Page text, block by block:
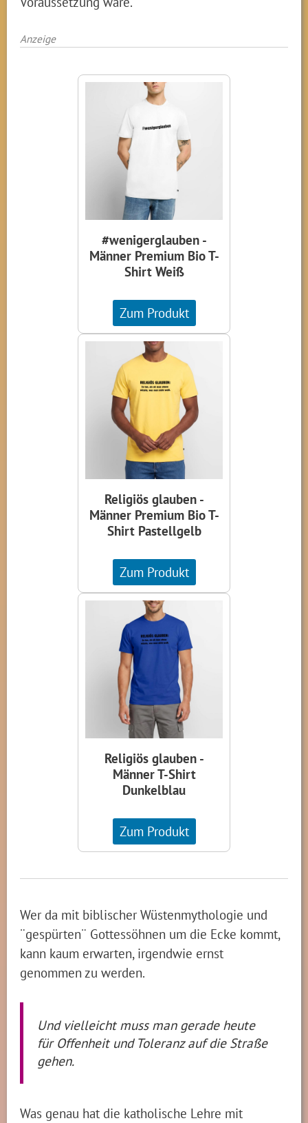
Anzeige
#wenigerglauben -
Männer Premium Bio T-
Shirt Weiß
Zum Produkt
Religiös glauben -
Männer Premium Bio T-
Shirt Pastellgelb
Zum Produkt
Religiös glauben -
Männer T-Shirt
Dunkelblau
Zum Produkt
Wer da mit biblischer Wüstenmythologie und
¨gespürten¨ Gottessöhnen um die Ecke kommt,
kann kaum erwarten, irgendwie ernst
genommen zu werden.
Und vielleicht muss man gerade heute
für Offenheit und Toleranz auf die Straße
gehen.
Was genau hat die katholische Lehre mit